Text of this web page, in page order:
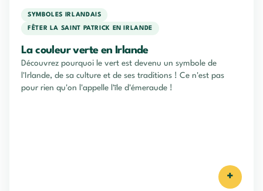
SYMBOLES IRLANDAIS
FÊTER LA SAINT PATRICK EN IRLANDE
La couleur verte en Irlande
Découvrez pourquoi le vert est devenu un symbole de
l'Irlande, de sa culture et de ses traditions ! Ce n'est pas
pour rien qu'on l'appelle l'île d'émeraude !
+